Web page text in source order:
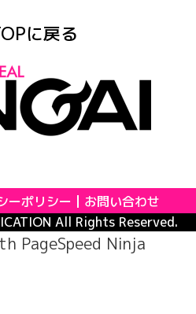
に戻る
ーポリシー
お問い合わせ
All Rights Reserved.
PageSpeed Ninja